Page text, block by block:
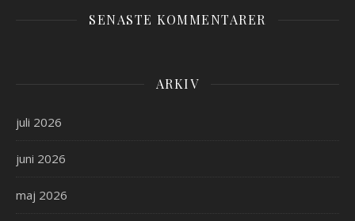
SENASTE KOMMENTARER
ARKIV
juli 2026
juni 2026
maj 2026